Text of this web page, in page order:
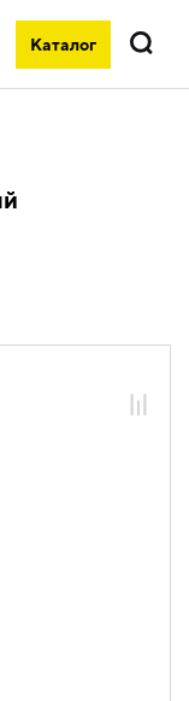
Каталог
Поиск